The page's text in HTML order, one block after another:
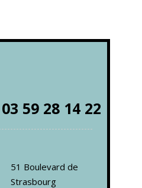
03 59 28 14 22
51 Boulevard de
Strasbourg